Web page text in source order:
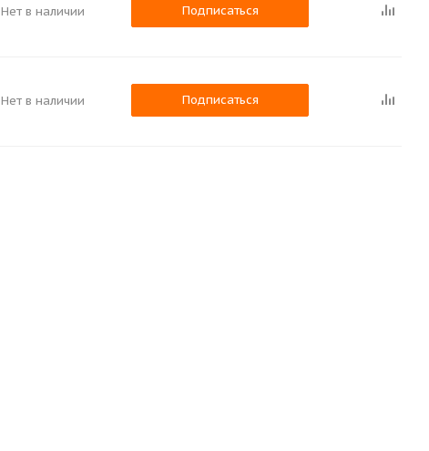
Нет в наличии Подписаться
Нет в наличии Подписаться